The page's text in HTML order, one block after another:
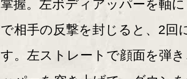
掌握。左ボディアッパーを軸
で相手の反撃を封じると、2回
す。左ストレートで顔面を弾